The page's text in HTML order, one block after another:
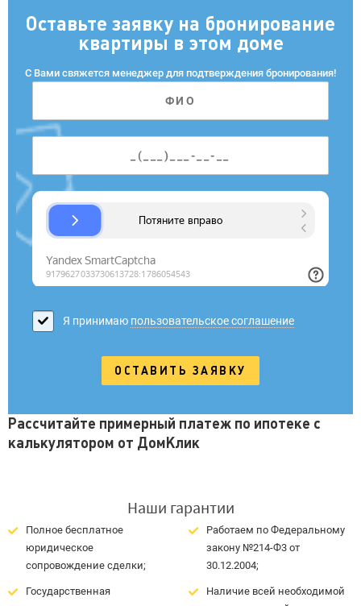
Оставьте заявку на бронирование
квартиры в этом доме
С Вами свяжется менеджер для подтверждения бронирования!
Я принимаю пользовательское соглашение
Рассчитайте примерный платеж по ипотеке с
калькулятором от ДомКлик
Наши гарантии
Полное бесплатное
юридическое
сопровождение сделки;
Государственная
Работаем по Федеральному
закону №214-Ф3 от
30.12.2004;
Наличие всей необходимой